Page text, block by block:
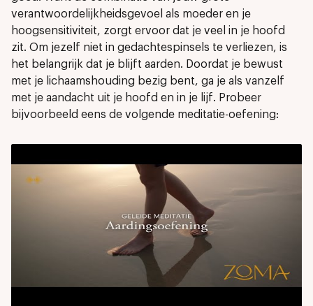
verantwoordelijkheidsgevoel als moeder en je
hoogsensitiviteit, zorgt ervoor dat je veel in je hoofd
zit. Om jezelf niet in gedachtespinsels te verliezen, is
het belangrijk dat je blijft aarden. Doordat je bewust
met je lichaamshouding bezig bent, ga je als vanzelf
met je aandacht uit je hoofd en in je lijf. Probeer
bijvoorbeeld eens de volgende meditatie-oefening: